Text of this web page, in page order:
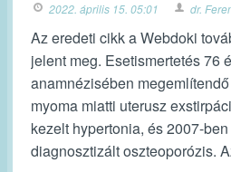
2022. április 15. 05:01 dr.
Az eredeti cikk a Webdoki
jelent meg. Esetismertetés 76
anamnézisében
myoma miatti uterusz
kezelt hypertonia, és 2007-
diagnosztizált oszteoporózis.